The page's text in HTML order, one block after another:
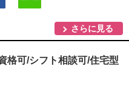
さらに見る
格可/シフト相談可/住宅型